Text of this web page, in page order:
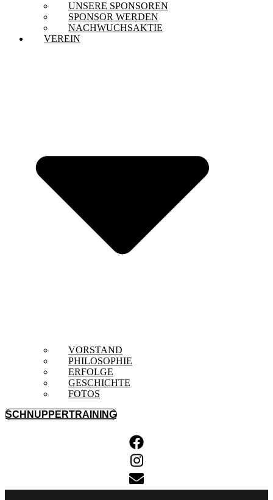
UNSERE SPONSOREN
SPONSOR WERDEN
NACHWUCHSAKTIE
VEREIN
VORSTAND
PHILOSOPHIE
ERFOLGE
GESCHICHTE
FOTOS
SCHNUPPERTRAINING